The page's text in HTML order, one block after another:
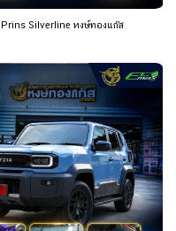
Silverline หงษ์ทองแก๊ส